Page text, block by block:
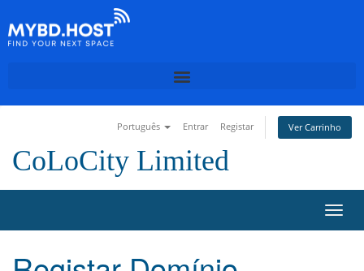
Português Entrar Registar Ver Carrinho
CoLoCity Limited
A
l